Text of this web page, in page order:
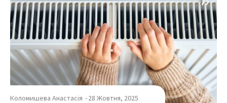
Коломишева Анастасія -28 Жовтня, 2025